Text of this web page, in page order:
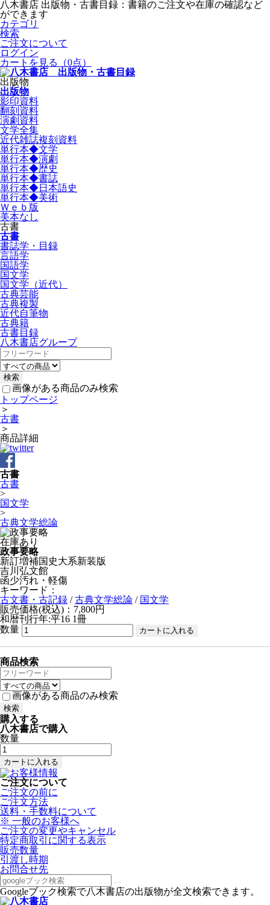
八木書店 出版物・古書目録：書籍のご注文や在庫の確認など
ができます
カテゴリ
検索
ご注文について
ログイン
カートを見る
（0点）
出版物
出版物
影印資料
翻刻資料
演劇資料
文学全集
近代雑誌複刻資料
単行本◆文学
単行本◆演劇
単行本◆歴史
単行本◆書誌
単行本◆日本語史
単行本◆美術
Ｗｅｂ版
美本なし
古書
古書
書誌学・目録
言語学
国語学
国文学
国文学（近代）
古典芸能
古典複製
近代自筆物
古典籍
古書目録
八木書店グループ
画像がある商品のみ検索
トップページ
＞
古書
＞
商品詳細
古書
古書
>
国文学
>
古典文学総論
在庫あり
政事要略
新訂増補国史大系新装版
吉川弘文館
函少汚れ・軽傷
キーワード：
古文書・古記録 /古典文学総論 / 国文学
販売価格(税込)：7,800円
和暦刊行年:平16 1冊
数量
商品検索
画像がある商品のみ検索
購入する
八木書店で購入
数量
ご注文について
ご注文の前に
ご注文方法
送料・手数料について
※ 一般のお客様へ
ご注文の変更やキャンセル
特定商取引に関する表示
販売数量
引渡し時期
お問合せ先
Googleブック検索で八木書店の出版物が全文検索できます。